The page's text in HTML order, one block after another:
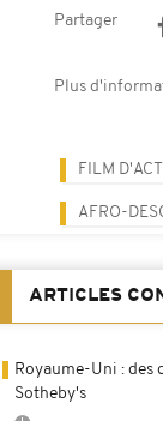
Partager
Plus
FILM
AFRO-
ARTICLES
Royaume-Uni : des
Sotheby's